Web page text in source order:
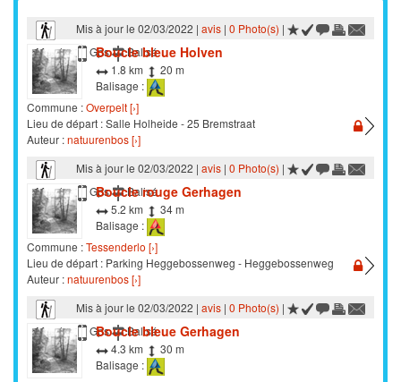
Mis à jour le 02/03/2022 | avis| 0 Photo(s) |
Marche
Gps Balisé
Boucle bleue Holven
1.8 km
20 m
Balisage :
Commune :Overpelt [›]
Lieu de départ : Salle Holheide - 25 Bremstraat
Auteur :natuurenbos [›]
Mis à jour le 02/03/2022 | avis| 0 Photo(s) |
Marche
Gps Balisé
Boucle rouge Gerhagen
5.2 km
34 m
Balisage :
Commune :Tessenderlo [›]
Lieu de départ : Parking Heggebossenweg - Heggebossenweg
Auteur :natuurenbos [›]
Mis à jour le 02/03/2022 | avis| 0 Photo(s) |
Marche
Gps Balisé
Boucle bleue Gerhagen
4.3 km
30 m
Balisage :